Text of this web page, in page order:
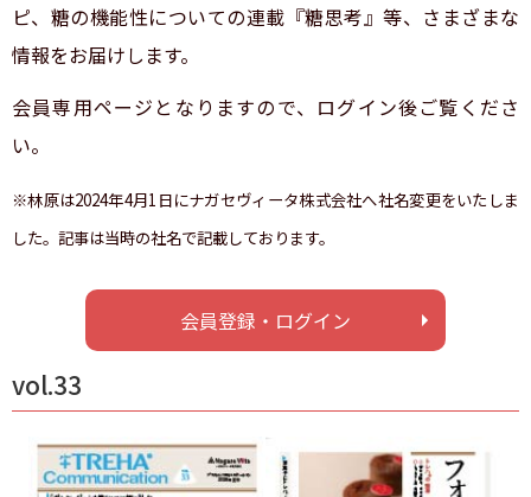
+TREHA ®Communication
糖思考
お問い合わせ
ナガセヴィータe-shop
ピ、糖の機能性についての連載『糖思考』等、さまざまな
情報をお届けします。
会員専用ページとなりますので、ログイン後ご覧くださ
い。
※林原は2024年4月1日にナガセヴィータ株式会社へ社名変更をいたしま
した。記事は当時の社名で記載しております。
会員登録・ログイン
vol.33